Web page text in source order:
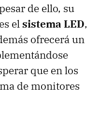
de ello, su
elsistema LED,
ofrecerá un
que en los
de monitores